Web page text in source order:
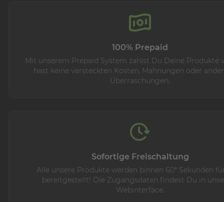
100% Prepaid
Mit unserem Prepaid System zahlst Du Deine Produkte
hast keine versteckten Kosten, Mahnungen oder
Überraschungen.
Sofortige Freischaltung
Alle unsere Produkte werden binnen 60* Sekunden
bereitgestellt! Die Zugangsdaten findest Du in
Webinterface.